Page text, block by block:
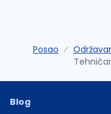
Posao
Blog